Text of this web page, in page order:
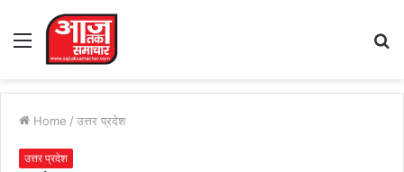
Menu
Home / उत्तर प्रदेश
उत्तर प्रदेश